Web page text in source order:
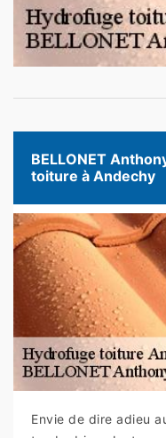
BELLONET
toiture à Andechy
Envie de dire adieu